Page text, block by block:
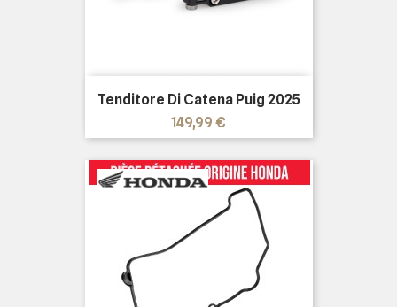
Tenditore Di Catena Puig 2025
Prezzo
149,99 €